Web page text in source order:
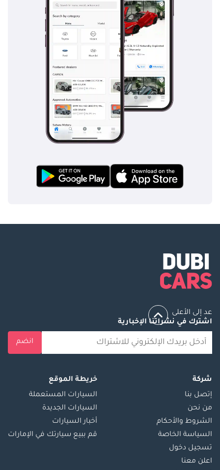
عد إلى الأعلى
اشترك في نشراتنا الإخبارية
انضم
شركة
إتصل بنا
من نحن
الشروط والأحكام
السياسة الخاصة
تسجيل دخول
اعلن معنا
خريطة الموقع
السيارات المستعملة
السيارات الجديدة
أخبار السيارات
قم ببيع سيارتك في الإمارات